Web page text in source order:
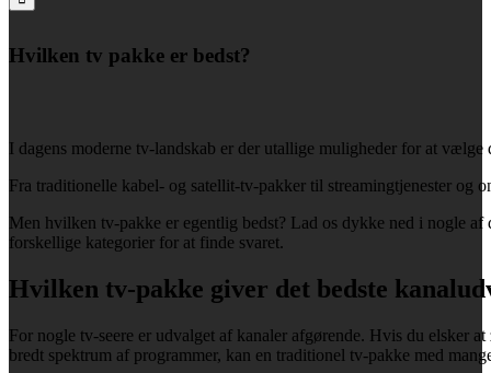
Hvilken tv pakke er bedst?
I dagens moderne tv-landskab er der utallige muligheder for at
Fra traditionelle kabel- og satellit-tv-pakker til streamingtjenester og
Men hvilken tv-pakke er egentlig bedst? Lad os dykke ned i nogle
forskellige kategorier for at finde svaret.
Hvilken tv-pakke giver det bedste
For nogle tv-seere er udvalget af kanaler afgørende. Hvis du elsker
bredt spektrum af programmer, kan en traditionel tv-pakke med